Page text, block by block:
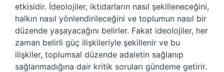
etkisidir. İdeolojiler, iktidarların nasıl şekilleneceğini,
halkın nasıl yönlendirileceğini ve toplumun nasıl bir
düzende yaşayacağını belirler. Fakat ideolojiler, her
zaman belirli güç ilişkileriyle şekillenir ve bu
ilişkiler, toplumsal düzende adaletin sağlanıp
sağlanmadığına dair kritik soruları gündeme getirir.